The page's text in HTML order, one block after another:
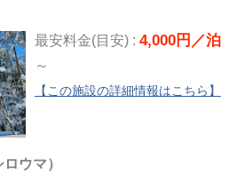
最安料金(目安) : 4,000円／泊
～
【この施設の詳細情報はこちら】
ウマ）